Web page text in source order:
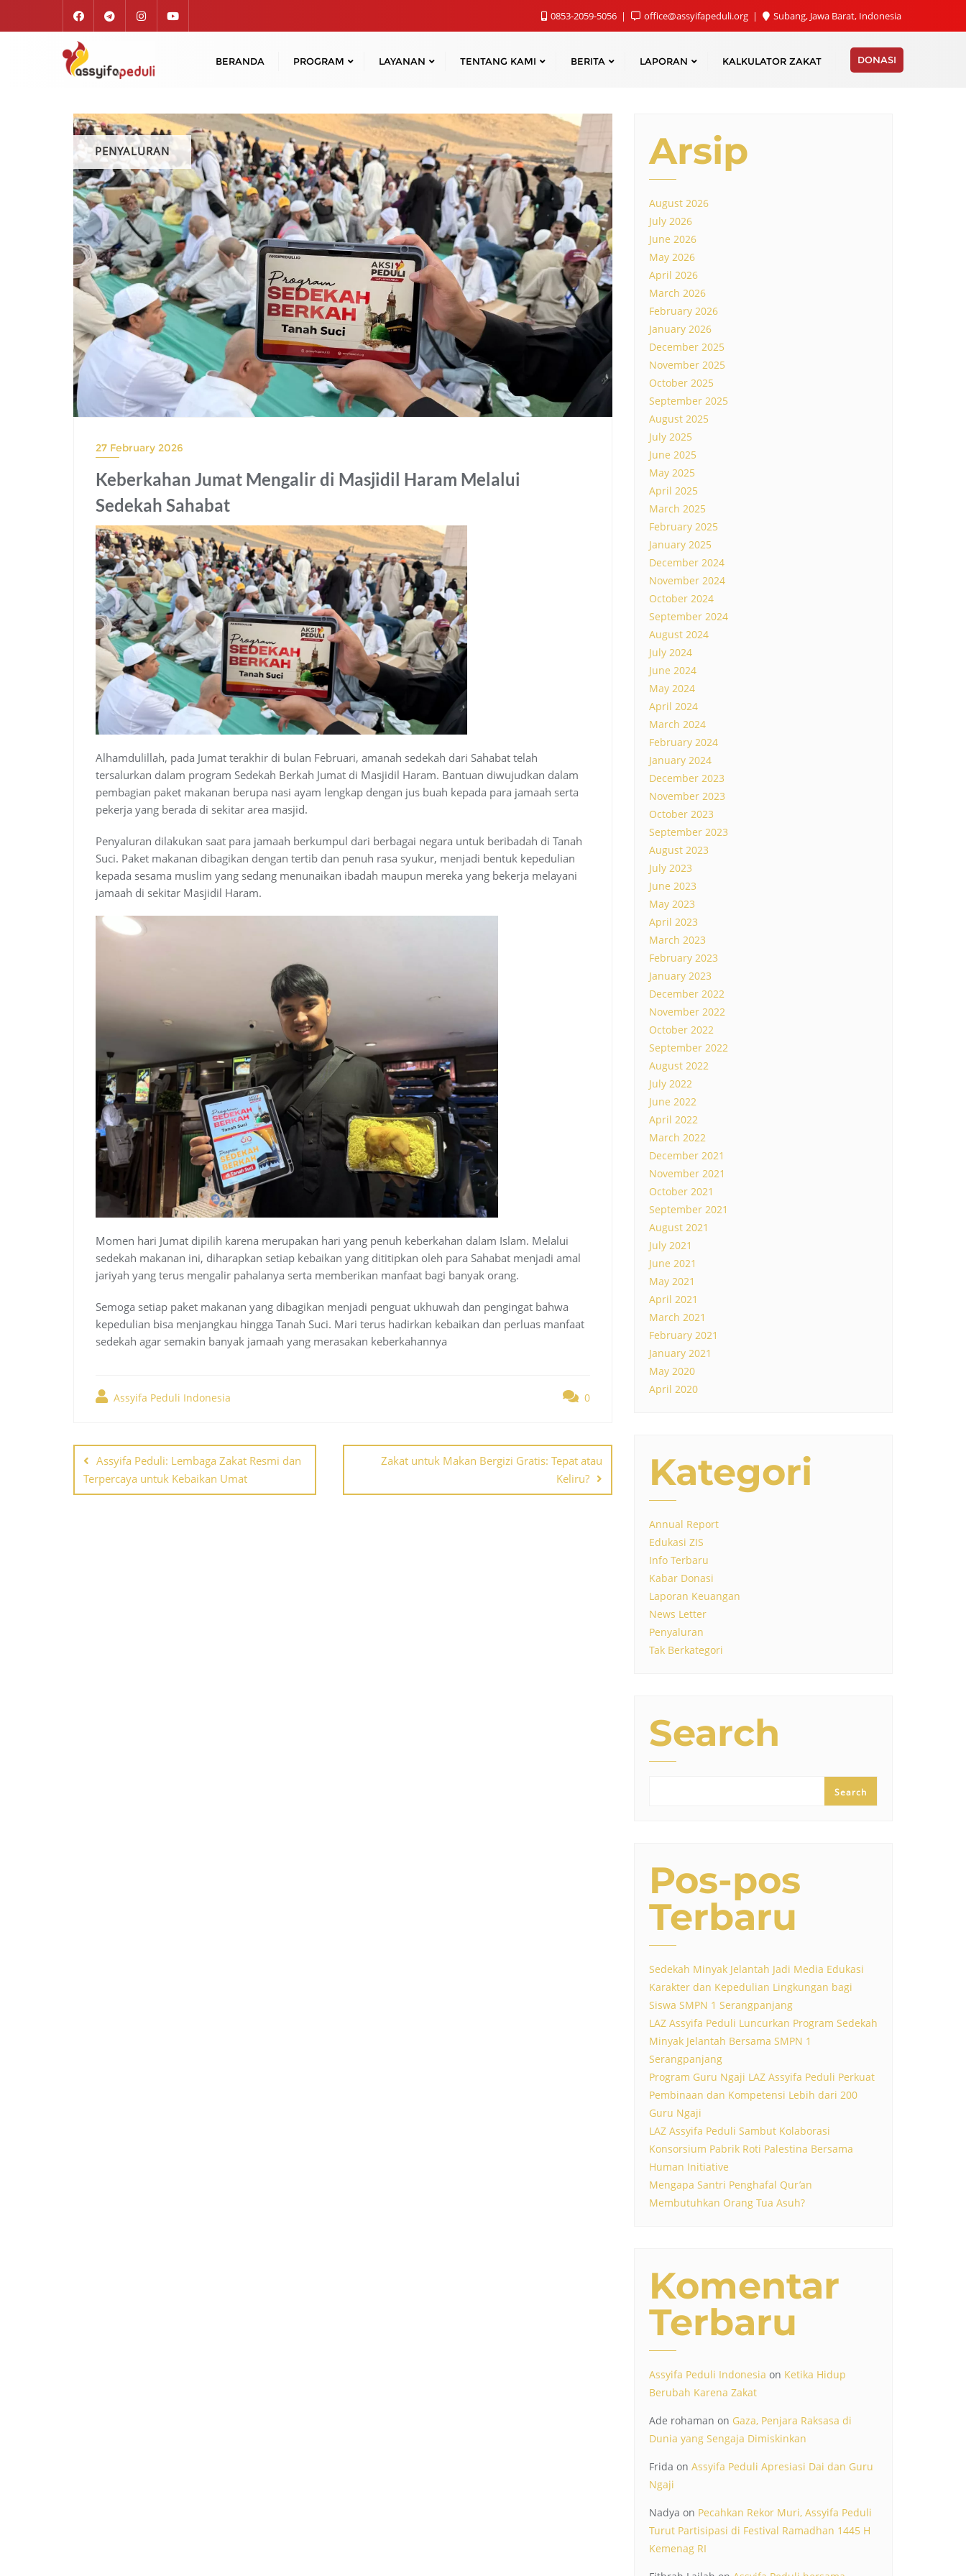
0853-2059-5056 office@assyifapeduli.org Subang, Jawa Barat, Indonesia
BERANDA PROGRAM LAYANAN TENTANG KAMI BERITA LAPORAN KALKULATOR ZAKAT DONASI
PENYALURAN
27 February 2026
Keberkahan Jumat Mengalir di Masjidil Haram Melalui
Sedekah Sahabat
Alhamdulillah, pada Jumat terakhir di bulan Februari, amanah sedekah dari Sahabat telah
tersalurkan dalam program Sedekah Berkah Jumat di Masjidil Haram. Bantuan diwujudkan dalam
pembagian paket makanan berupa nasi ayam lengkap dengan jus buah kepada para jamaah serta
pekerja yang berada di sekitar area masjid.
Penyaluran dilakukan saat para jamaah berkumpul dari berbagai negara untuk beribadah di Tanah
Suci. Paket makanan dibagikan dengan tertib dan penuh rasa syukur, menjadi bentuk kepedulian
kepada sesama muslim yang sedang menunaikan ibadah maupun mereka yang bekerja melayani
jamaah di sekitar Masjidil Haram.
Momen hari Jumat dipilih karena merupakan hari yang penuh keberkahan dalam Islam. Melalui
sedekah makanan ini, diharapkan setiap kebaikan yang dititipkan oleh para Sahabat menjadi amal
jariyah yang terus mengalir pahalanya serta memberikan manfaat bagi banyak orang.
Semoga setiap paket makanan yang dibagikan menjadi penguat ukhuwah dan pengingat bahwa
kepedulian bisa menjangkau hingga Tanah Suci. Mari terus hadirkan kebaikan dan perluas manfaat
sedekah agar semakin banyak jamaah yang merasakan keberkahannya
Assyifa Peduli Indonesia 0
Post
navigation
Assyifa Peduli: Lembaga Zakat Resmi dan
Terpercaya untuk Kebaikan Umat
Zakat untuk Makan Bergizi Gratis: Tepat atau
Keliru?
Arsip
August 2026
July 2026
June 2026
May 2026
April 2026
March 2026
February 2026
January 2026
December 2025
November 2025
October 2025
September 2025
August 2025
July 2025
June 2025
May 2025
April 2025
March 2025
February 2025
January 2025
December 2024
November 2024
October 2024
September 2024
August 2024
July 2024
June 2024
May 2024
April 2024
March 2024
February 2024
January 2024
December 2023
November 2023
October 2023
September 2023
August 2023
July 2023
June 2023
May 2023
April 2023
March 2023
February 2023
January 2023
December 2022
November 2022
October 2022
September 2022
August 2022
July 2022
June 2022
April 2022
March 2022
December 2021
November 2021
October 2021
September 2021
August 2021
July 2021
June 2021
May 2021
April 2021
March 2021
February 2021
January 2021
May 2020
April 2020
Kategori
Annual Report
Edukasi ZIS
Info Terbaru
Kabar Donasi
Laporan Keuangan
News Letter
Penyaluran
Tak Berkategori
Search
Search
Pos-pos
Terbaru
Sedekah Minyak Jelantah Jadi Media Edukasi
Karakter dan Kepedulian Lingkungan bagi
Siswa SMPN 1 Serangpanjang
LAZ Assyifa Peduli Luncurkan Program Sedekah
Minyak Jelantah Bersama SMPN 1
Serangpanjang
Program Guru Ngaji LAZ Assyifa Peduli Perkuat
Pembinaan dan Kompetensi Lebih dari 200
Guru Ngaji
LAZ Assyifa Peduli Sambut Kolaborasi
Konsorsium Pabrik Roti Palestina Bersama
Human Initiative
Mengapa Santri Penghafal Qur’an
Membutuhkan Orang Tua Asuh?
Komentar
Terbaru
Assyifa Peduli Indonesia on Ketika Hidup
Berubah Karena Zakat
Ade rohaman on Gaza, Penjara Raksasa di
Dunia yang Sengaja Dimiskinkan
Frida on Assyifa Peduli Apresiasi Dai dan Guru
Ngaji
Nadya on Pecahkan Rekor Muri, Assyifa Peduli
Turut Partisipasi di Festival Ramadhan 1445 H
Kemenag RI